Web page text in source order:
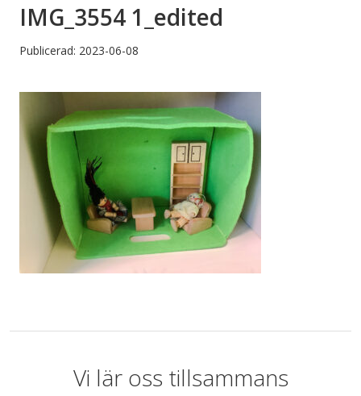
IMG_3554 1_edited
Publicerad: 2023-06-08
Vi lär oss tillsammans